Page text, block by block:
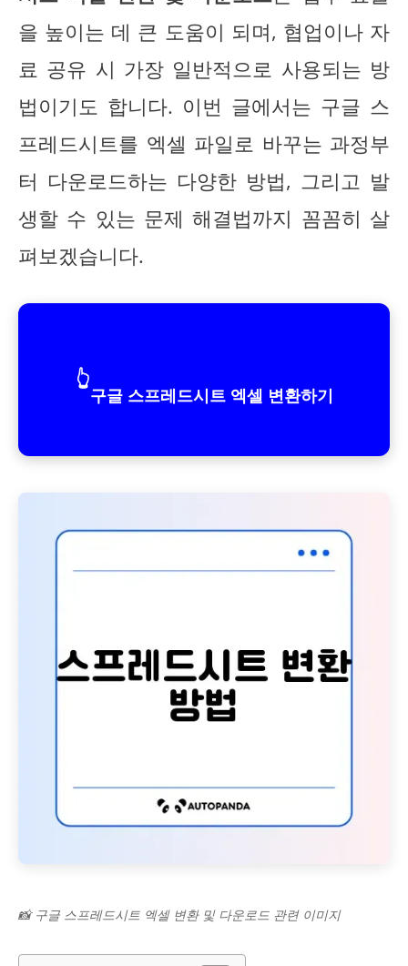
을 높이는 데 큰 도움이 되며, 협업이나 자
료 공유 시 가장 일반적으로 사용되는 방
법이기도 합니다. 이번 글에서는 구글 스
프레드시트를 엑셀 파일로 바꾸는 과정부
터 다운로드하는 다양한 방법, 그리고 발
생할 수 있는 문제 해결법까지 꼼꼼히 살
펴보겠습니다.
👆
구글 스프레드시트 엑셀 변환하기
📸 구글 스프레드시트 엑셀 변환 및 다운로드 관련 이미지